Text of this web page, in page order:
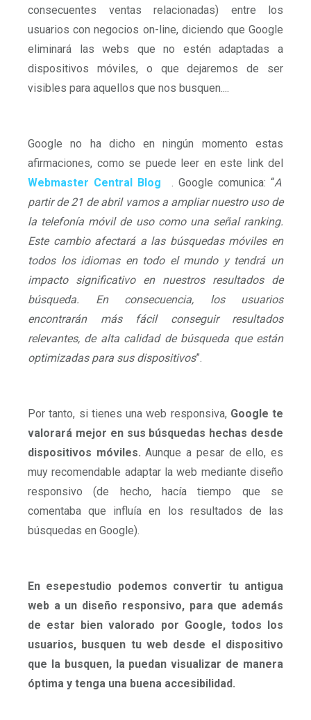
consecuentes ventas relacionadas) entre los
usuarios con negocios on-line, diciendo que Google
eliminará las webs que no estén adaptadas a
dispositivos móviles, o que dejaremos de ser
visibles para aquellos que nos busquen....
Google no ha dicho en ningún momento estas
afirmaciones, como se puede leer en este link del
Webmaster Central Blog . Google comunica: “A
partir de 21 de abril vamos a ampliar nuestro uso de
la telefonía móvil de uso como una señal ranking.
Este cambio afectará a las búsquedas móviles en
todos los idiomas en todo el mundo y tendrá un
impacto significativo en nuestros resultados de
búsqueda. En consecuencia, los usuarios
encontrarán más fácil conseguir resultados
relevantes, de alta calidad de búsqueda que están
optimizadas para sus dispositivos”.
Por tanto, si tienes una web responsiva, Google te
valorará mejor en sus búsquedas hechas desde
dispositivos móviles. Aunque a pesar de ello, es
muy recomendable adaptar la web mediante diseño
responsivo (de hecho, hacía tiempo que se
comentaba que influía en los resultados de las
búsquedas en Google).
En esepestudio podemos convertir tu antigua
web a un diseño responsivo, para que además
de estar bien valorado por Google, todos los
usuarios, busquen tu web desde el dispositivo
que la busquen, la puedan visualizar de manera
óptima y tenga una buena accesibilidad.